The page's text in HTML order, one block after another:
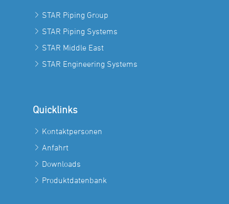
STAR Piping Group
STAR Piping Systems
STAR Middle East
STAR Engineering Systems
Quicklinks
Kontaktpersonen
Anfahrt
Downloads
Produktdatenbank